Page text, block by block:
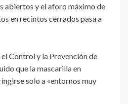
abiertos y el aforo máximo de
en recintos cerrados pasa a
Control y la Prevención de
que la mascarilla en
solo a «entornos muy